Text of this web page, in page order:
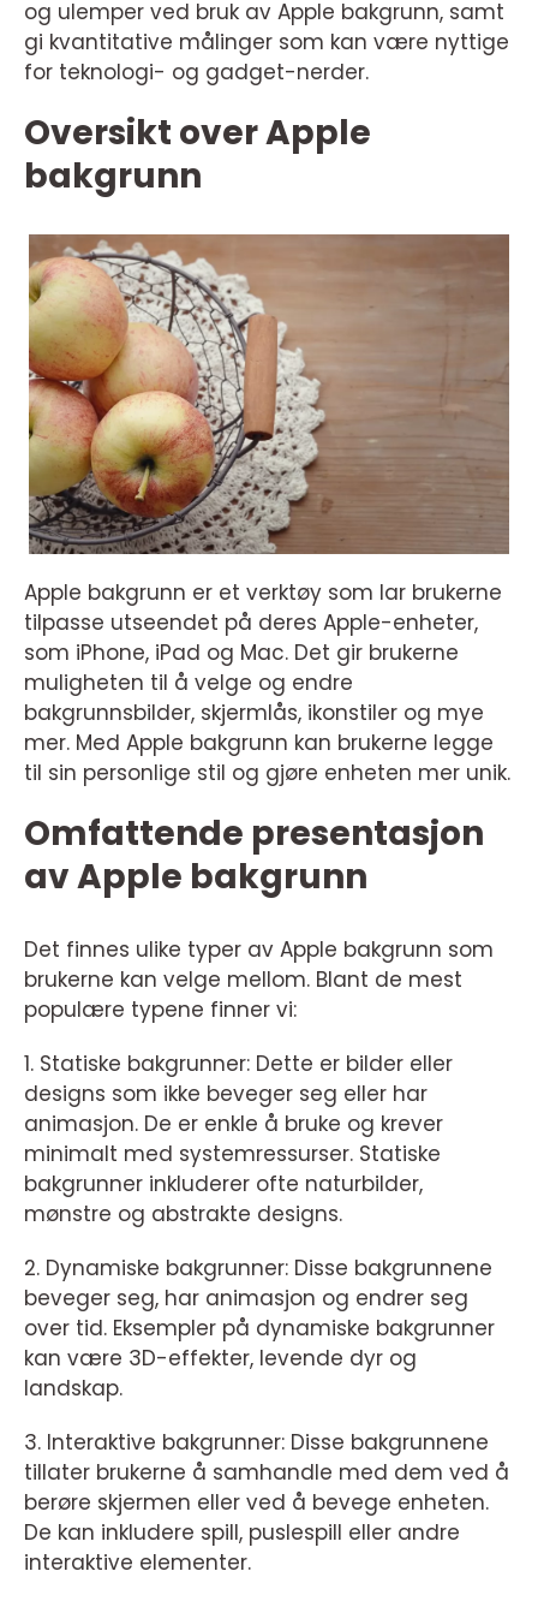
og ulemper ved bruk av Apple bakgrunn, samt
gi kvantitative målinger som kan være nyttige
for teknologi- og gadget-nerder.
Oversikt over Apple
bakgrunn
Apple bakgrunn er et verktøy som lar brukerne
tilpasse utseendet på deres Apple-enheter,
som iPhone, iPad og Mac. Det gir brukerne
muligheten til å velge og endre
bakgrunnsbilder, skjermlås, ikonstiler og mye
mer. Med Apple bakgrunn kan brukerne legge
til sin personlige stil og gjøre enheten mer unik.
Omfattende presentasjon
av Apple bakgrunn
Det finnes ulike typer av Apple bakgrunn som
brukerne kan velge mellom. Blant de mest
populære typene finner vi:
1. Statiske bakgrunner: Dette er bilder eller
designs som ikke beveger seg eller har
animasjon. De er enkle å bruke og krever
minimalt med systemressurser. Statiske
bakgrunner inkluderer ofte naturbilder,
mønstre og abstrakte designs.
2. Dynamiske bakgrunner: Disse bakgrunnene
beveger seg, har animasjon og endrer seg
over tid. Eksempler på dynamiske bakgrunner
kan være 3D-effekter, levende dyr og
landskap.
3. Interaktive bakgrunner: Disse bakgrunnene
tillater brukerne å samhandle med dem ved å
berøre skjermen eller ved å bevege enheten.
De kan inkludere spill, puslespill eller andre
interaktive elementer.